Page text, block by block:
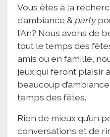
Vous êtes à la
d’ambiance & party
l’An? Nous avons de
tout le temps des
amis ou en famille,
jeux qui feront plaisir
beaucoup
temps des fêtes.
Rien de mieux qu’un
conversations et de